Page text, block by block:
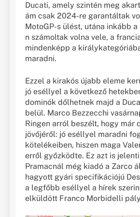
Ducati, amely szintén meg
ám csak 2024-re garantáltak
MotoGP-s ülést, utána inkább
n számoltak volna vele, a
mindenképp a
maradni.
Ezzel a kirakós újabb eleme
jó eséllyel a következő
dominók dőlhetnek majd a
belül. Marco Bezzecchi
Ringen arról beszélt, hogy már
jövőjéről: jó eséllyel maradni
kötelékeiben, hiszen maga
erről győzködte. Ez azt is
Pramacnál még kiadó a Zarco
hagyott gyári specifikációjú
a legfőbb eséllyel a hírek
elküldött Franco Morbidelli